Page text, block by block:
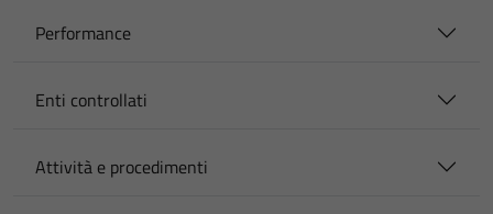
Performance
Enti controllati
Attività e procedimenti